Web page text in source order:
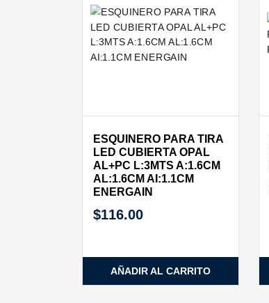
ESQUINERO PARA TIRA
LED CUBIERTA OPAL
AL+PC L:3MTS A:1.6CM
AL:1.6CM AI:1.1CM
ENERGAIN
$116.00
AÑADIR AL CARRITO